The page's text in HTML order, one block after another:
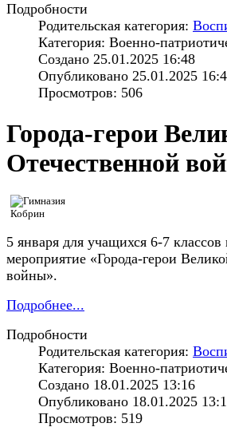
Подробности
Родительская категория:
Категория: Военно-
Создано 25.01.2025 16:48
Опубликовано 25.01.2025
Просмотров: 506
Города-герои
Отечественной
5 января для учащихся 6-7 классов
мероприятие «Города-герои
войны».
Подробнее...
Подробности
Родительская категория:
Категория: Военно-
Создано 18.01.2025 13:16
Опубликовано 18.01.2025
Просмотров: 519